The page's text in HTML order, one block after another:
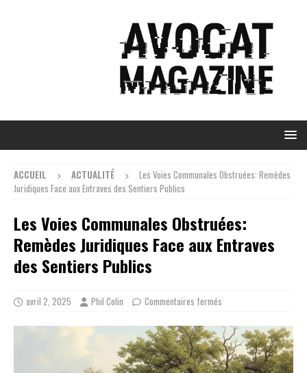
ACCUEIL ACTUALITÉ
Les Voies Communales Obstruées: Remèdes
Juridiques Face aux Entraves des Sentiers Publics
Les Voies Communales Obstruées:
Remèdes Juridiques Face aux Entraves
des Sentiers Publics
avril 2, 2025 Phil Colin Commentaires fermés